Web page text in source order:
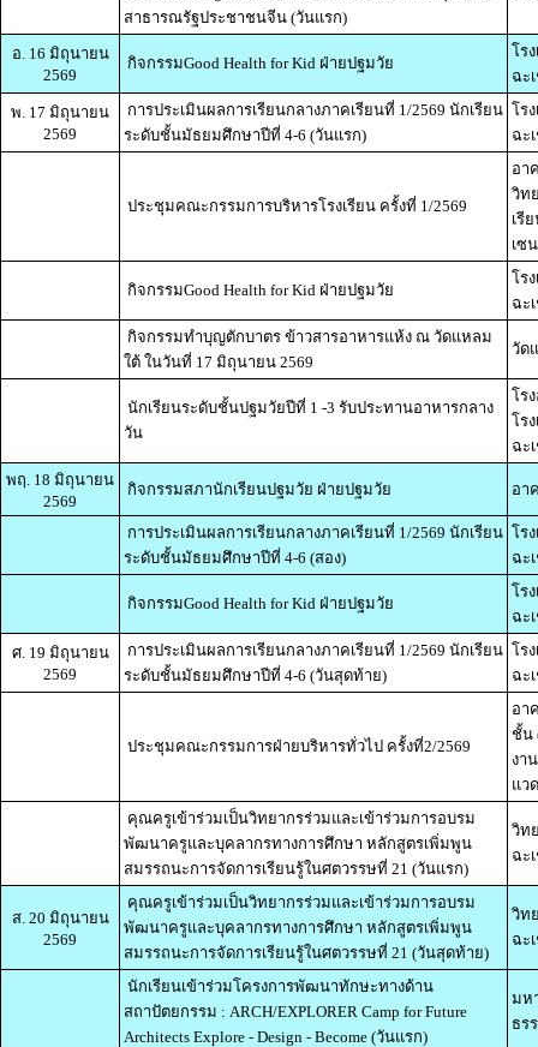
สาธารณรัฐประชาชนจีน (วันแรก)
อ. 16 มิถุนายน
2569
กิจกรรมGood Health for Kid ฝ่ายปฐมวัย
โร
ฉะ
พ. 17 มิถุนายน
2569
การประเมินผลการเรียนกลางภาคเรียนที่ 1/2569 นักเรียน
ระดับชั้นมัธยมศึกษาปีที่ 4-6 (วันแรก)
โร
ฉะ
ประชุมคณะกรรมการบริหารโรงเรียน ครั้งที่ 1/2569
อา
วิท
เรี
เซ
กิจกรรมGood Health for Kid ฝ่ายปฐมวัย
โร
ฉะ
กิจกรรมทำบุญตักบาตร ข้าวสารอาหารแห้ง ณ วัดแหลม
ใต้ ในวันที่ 17 มิถุนายน 2569
วัด
นักเรียนระดับชั้นปฐมวัยปีที่ 1 -3 รับประทานอาหารกลาง
วัน
โร
โร
ฉะ
พฤ. 18 มิถุนายน
2569
กิจกรรมสภานักเรียนปฐมวัย ฝ่ายปฐมวัย อา
การประเมินผลการเรียนกลางภาคเรียนที่ 1/2569 นักเรียน
ระดับชั้นมัธยมศึกษาปีที่ 4-6 (สอง)
โร
ฉะ
กิจกรรมGood Health for Kid ฝ่ายปฐมวัย
โร
ฉะ
ศ. 19 มิถุนายน
2569
การประเมินผลการเรียนกลางภาคเรียนที่ 1/2569 นักเรียน
ระดับชั้นมัธยมศึกษาปีที่ 4-6 (วันสุดท้าย)
โร
ฉะ
ประชุมคณะกรรมการฝ่ายบริหารทั่วไป ครั้งที่2/2569
อา
ชั้น
งา
แว
คุณครูเข้าร่วมเป็นวิทยากรร่วมและเข้าร่วมการอบรม
พัฒนาครูและบุคลากรทางการศึกษา หลักสูตรเพิ่มพูน
สมรรถนะการจัดการเรียนรู้ในศตวรรษที่ 21 (วันแรก)
วิท
ฉะ
ส. 20 มิถุนายน
2569
คุณครูเข้าร่วมเป็นวิทยากรร่วมและเข้าร่วมการอบรม
พัฒนาครูและบุคลากรทางการศึกษา หลักสูตรเพิ่มพูน
สมรรถนะการจัดการเรียนรู้ในศตวรรษที่ 21 (วันสุดท้าย)
วิท
ฉะ
นักเรียนเข้าร่วมโครงการพัฒนาทักษะทางด้าน
สถาปัตยกรรม : ARCH/EXPLORER Camp for Future
Architects Explore - Design - Become (วันแรก)
มห
ธร